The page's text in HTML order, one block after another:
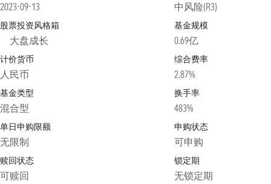
2023-09-13 中风险(R3)
股票投资风格箱
大盘成长
基金规模
0.69亿
计价货币
人民币
综合费率
2.87%
基金类型
混合型
换手率
483%
单日申购限额
无限制
申购状态
可申购
赎回状态
可赎回
锁定期
无锁定期